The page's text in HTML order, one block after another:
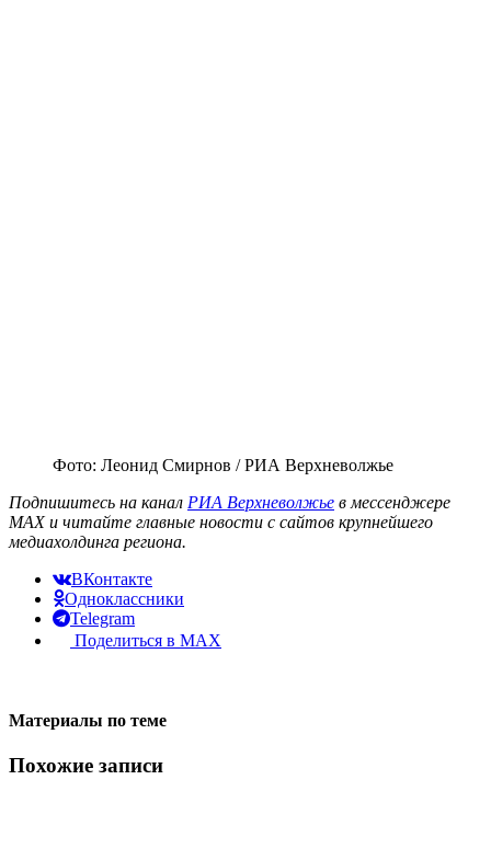
Фото: Леонид Смирнов / РИА Верхневолжье
Подпишитесь на канал РИА Верхневолжье в мессенджере
MAX и читайте главные новости с сайтов крупнейшего
медиахолдинга региона.
ВКонтакте
Одноклассники
Telegram
Поделиться в MAX
Материалы по теме
Похожие записи